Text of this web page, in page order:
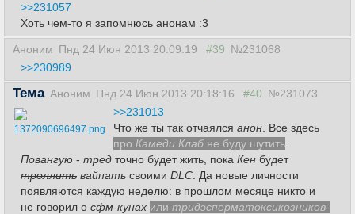
>>231057
Хоть чем-то я запомнюсь анонам :3
Аноним Пнд 24 Июн 2013 20:09:19 #39 №231068
>>230989
Тема Аноним Пнд 24 Июн 2013 20:18:16 #40 №231073
1372090696497.png
>>231013
Что же ты так отчаялся анон . Все здесь
про Камеди Клаб не буду шутить
Повангую - тред точно будет жить, пока Кен будет
троллить вайпать своими DLC . Да новые личности
появляются каждую неделю: в прошлом месяце никто и
не говорил о сфм-кунах или тридэсперматоксикозников-